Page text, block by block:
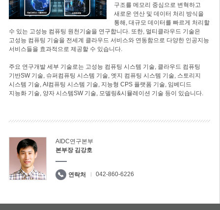
구조를 메모리 중심으로 변혁하고
새로운 연산 및 데이터 처리 방식을
통해, 대규모 데이터를 빠르게 처리할
수 있는 고성능 컴퓨팅 원천기술을 연구합니다. 또한, 멀티클라우드 기술은
고성능 컴퓨팅 기술을 전세계 클라우드 서비스와 연동함으로 다양한 인공지능
서비스들을 효과적으로 제공할 수 있습니다.
주요 연구개발 세부 기술로는 고성능 컴퓨팅 시스템 기술, 클라우드 컴퓨팅
기반SW 기술, 슈퍼컴퓨팅 시스템 기술, 엣지 컴퓨팅 시스템 기술, 스토리지
시스템 기술, AI컴퓨팅 시스템 기술, 지능형 CPS 플랫폼 기술, 임베디드
지능화 기술, 양자 시스템SW 기술, 모델링&시뮬레이션 기술 등이 있습니다.
AIDC연구본부
본부장 김강호
연락처 042-860-6226